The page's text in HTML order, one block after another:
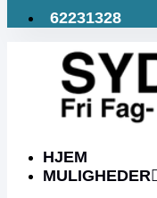
62231328
HJEM
MULIGHEDER